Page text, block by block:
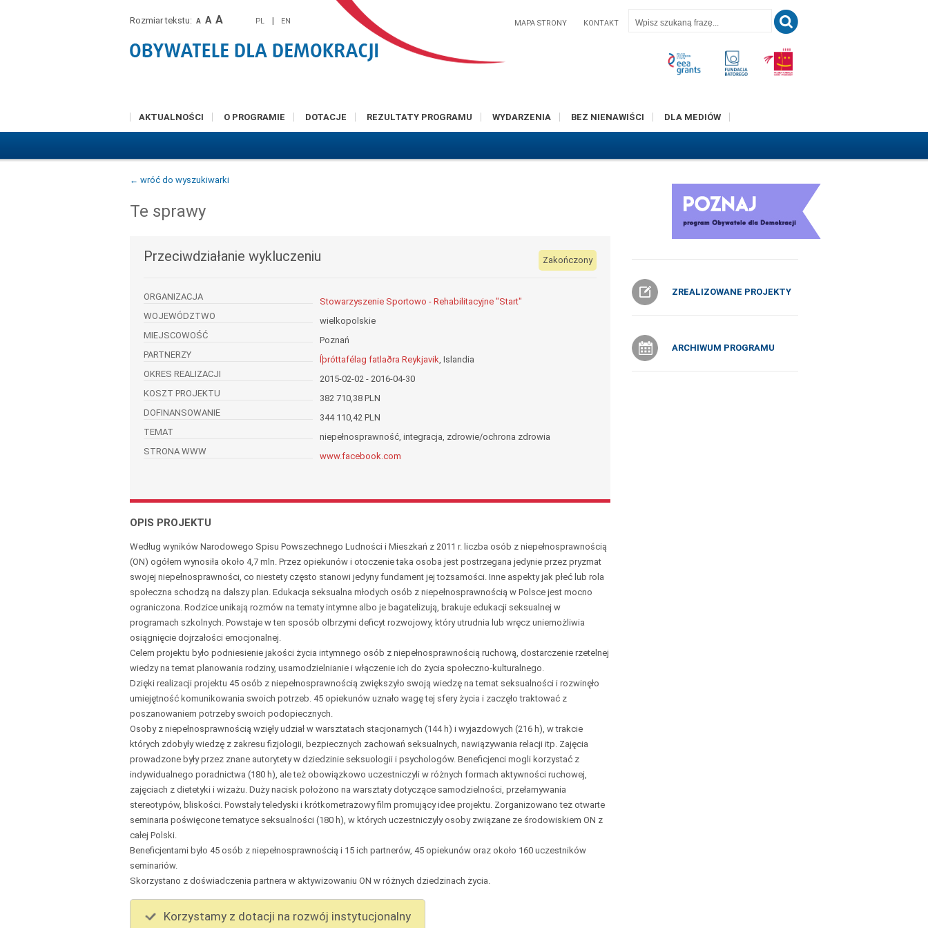
Rozmiar tekstu: A A A PL | EN MAPA STRONY KONTAKT
AKTUALNOŚCI O PROGRAMIE DOTACJE REZULTATY PROGRAMU WYDARZENIA BEZ NIENAWIŚCI DLA MEDIÓW
← wróć do wyszukiwarki
Te sprawy
Przeciwdziałanie wykluczeniu Zakończony
ORGANIZACJA
Stowarzyszenie Sportowo - Rehabilitacyjne "Start"
WOJEWÓDZTWO
wielkopolskie
MIEJSCOWOŚĆ
Poznań
PARTNERZY
Íþróttafélag fatlaðra Reykjavik, Islandia
OKRES REALIZACJI
2015-02-02 - 2016-04-30
KOSZT PROJEKTU
382 710,38 PLN
DOFINANSOWANIE
344 110,42 PLN
TEMAT
niepełnosprawność, integracja, zdrowie/ochrona zdrowia
STRONA WWW
www.facebook.com
OPIS PROJEKTU
Według wyników Narodowego Spisu Powszechnego Ludności i Mieszkań z 2011 r. liczba osób z niepełnosprawnością
(ON) ogółem wynosiła około 4,7 mln. Przez opiekunów i otoczenie taka osoba jest postrzegana jedynie przez pryzmat
swojej niepełnosprawności, co niestety często stanowi jedyny fundament jej tożsamości. Inne aspekty jak płeć lub rola
społeczna schodzą na dalszy plan. Edukacja seksualna młodych osób z niepełnosprawnością w Polsce jest mocno
ograniczona. Rodzice unikają rozmów na tematy intymne albo je bagatelizują, brakuje edukacji seksualnej w
programach szkolnych. Powstaje w ten sposób olbrzymi deficyt rozwojowy, który utrudnia lub wręcz uniemożliwia
osiągnięcie dojrzałości emocjonalnej.
Celem projektu było podniesienie jakości życia intymnego osób z niepełnosprawnością ruchową, dostarczenie rzetelnej
wiedzy na temat planowania rodziny, usamodzielnianie i włączenie ich do życia społeczno-kulturalnego.
Dzięki realizacji projektu 45 osób z niepełnosprawnością zwiększyło swoją wiedzę na temat seksualności i rozwinęło
umiejętność komunikowania swoich potrzeb. 45 opiekunów uznało wagę tej sfery życia i zaczęło traktować z
poszanowaniem potrzeby swoich podopiecznych.
Osoby z niepełnosprawnością wzięły udział w warsztatach stacjonarnych (144 h) i wyjazdowych (216 h), w trakcie
których zdobyły wiedzę z zakresu fizjologii, bezpiecznych zachowań seksualnych, nawiązywania relacji itp. Zajęcia
prowadzone były przez znane autorytety w dziedzinie seksuologii i psychologów. Beneficjenci mogli korzystać z
indywidualnego poradnictwa (180 h), ale też obowiązkowo uczestniczyli w różnych formach aktywności ruchowej,
zajęciach z dietetyki i wizażu. Duży nacisk położono na warsztaty dotyczące samodzielności, przełamywania
stereotypów, bliskości. Powstały teledyski i krótkometrażowy film promujący idee projektu. Zorganizowano też otwarte
seminaria poświęcone tematyce seksualności (180 h), w których uczestniczyły osoby związane ze środowiskiem ON z
całej Polski.
Beneficjentami było 45 osób z niepełnosprawnością i 15 ich partnerów, 45 opiekunów oraz około 160 uczestników
seminariów.
Skorzystano z doświadczenia partnera w aktywizowaniu ON w różnych dziedzinach życia.
Korzystamy z dotacji na rozwój instytucjonalny
ZREALIZOWANE PROJEKTY
ARCHIWUM PROGRAMU